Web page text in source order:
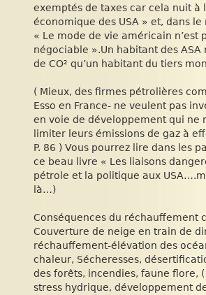
exemptés de taxes car cela nuit à
économique des USA » et, dans
« Le mode de vie américain n’est
négociable ».Un habitant des
de CO² qu’un habitant du tiers
( Mieux, des firmes pétrolières
Esso en France- ne veulent pas
en voie de développement qui ne
limiter leurs émissions de gaz à
P. 86 ) Vous pourrez lire dans les
ce beau livre « Les liaisons
pétrole et la politique aux
là…)
Conséquences du réchauffement
Couverture de neige en train de
réchauffement-élévation des
chaleur, Sécheresses,
des forêts, incendies, faune flore,
stress hydrique, développement